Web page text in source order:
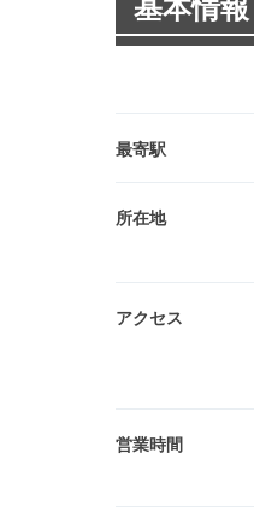
最寄駅
所在地
アクセス
営業時間